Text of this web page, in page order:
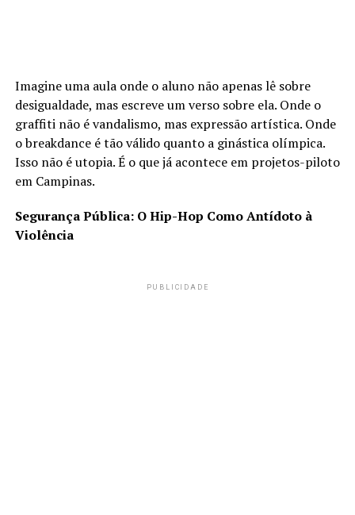
Imagine uma aula onde o aluno não apenas lê sobre
desigualdade, mas escreve um verso sobre ela. Onde o
graffiti não é vandalismo, mas expressão artística. Onde
o breakdance é tão válido quanto a ginástica olímpica.
Isso não é utopia. É o que já acontece em projetos-piloto
em Campinas.
Segurança Pública: O Hip-Hop Como Antídoto à
Violência
PUBLICIDADE